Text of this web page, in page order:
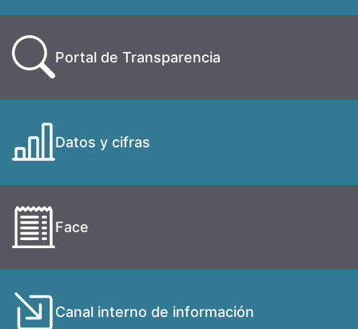
Portal de Transparencia
Datos y cifras
Face
Canal interno de información